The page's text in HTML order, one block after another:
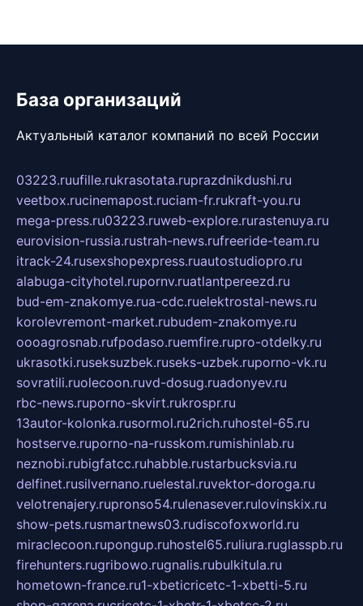
База организаций
Актуальный каталог компаний по всей России
03223.ruufille.rukrasotata.ruprazdnikdushi.ru
veetbox.rucinemapost.ruciam-fr.rukraft-you.ru
mega-press.ru03223.ruweb-explore.rurastenuya.ru
eurovision-russia.rustrah-news.rufreeride-team.ru
itrack-24.rusexshopexpress.ruautostudiopro.ru
alabuga-cityhotel.rupornv.ruatlantpereezd.ru
bud-em-znakomye.rua-cdc.ruelektrostal-news.ru
korolevremont-market.rubudem-znakomye.ru
oooagrosnab.rufpodaso.ruemfire.rupro-otdelky.ru
ukrasotki.ruseksuzbek.ruseks-uzbek.ruporno-vk.ru
sovratili.ruolecoon.ruvd-dosug.ruadonyev.ru
rbc-news.ruporno-skvirt.rukrospr.ru
13autor-kolonka.rusormol.ru2rich.ruhostel-65.ru
hostserve.ruporno-na-russkom.rumishinlab.ru
neznobi.rubigfatcc.ruhabble.rustarbucksvia.ru
delfinet.rusilvernano.ruelestal.ruvektor-doroga.ru
velotrenajery.rupronso54.rulenasever.rulovinskix.ru
show-pets.rusmartnews03.rudiscofoxworld.ru
miraclecoon.rupongup.ruhostel65.ruliura.ruglasspb.ru
firehunters.rugribowo.rugnalis.rubulkitula.ru
hometown-france.ru1-xbeticricetc-1-xbetti-5.ru